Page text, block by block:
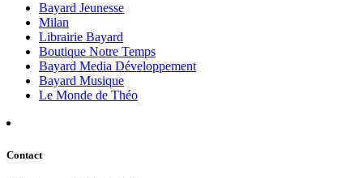
Bayard Jeunesse
Milan
Librairie Bayard
Boutique Notre Temps
Bayard Media Développement
Bayard Musique
Le Monde de Théo
Contact